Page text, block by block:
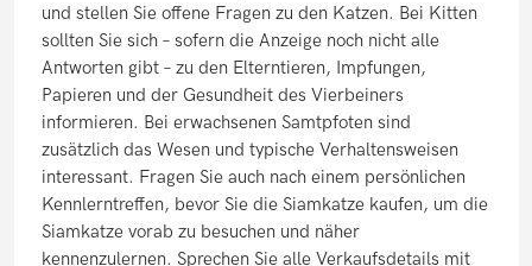
und stellen Sie offene Fragen zu den Katzen. Bei Kitten
sollten Sie sich – sofern die Anzeige noch nicht alle
Antworten gibt – zu den Elterntieren, Impfungen,
Papieren und der Gesundheit des Vierbeiners
informieren. Bei erwachsenen Samtpfoten sind
zusätzlich das Wesen und typische Verhaltensweisen
interessant. Fragen Sie auch nach einem persönlichen
Kennlerntreffen, bevor Sie die Siamkatze kaufen, um die
Siamkatze vorab zu besuchen und näher
kennenzulernen. Sprechen Sie alle Verkaufsdetails mit